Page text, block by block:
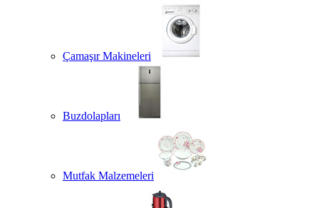
Çamaşır Makineleri
Buzdolapları
Mutfak Malzemeleri